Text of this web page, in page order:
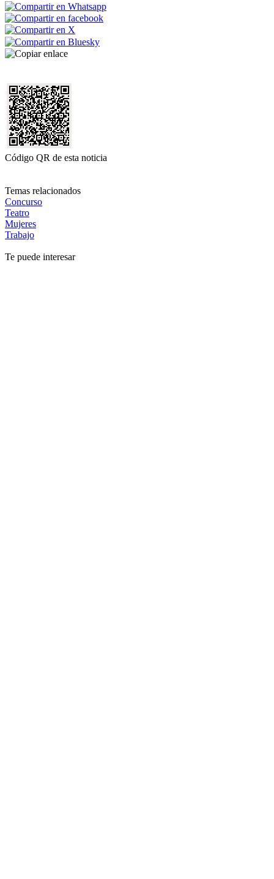
Código QR de esta noticia
Temas relacionados
Concurso
Teatro
Mujeres
Trabajo
Te puede interesar